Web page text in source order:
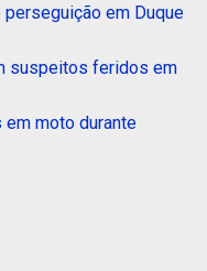
em Duque
suspeitos feridos em
moto durante